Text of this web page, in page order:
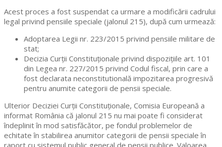
Acest proces a fost suspendat ca urmare a modificării cadrului
legal privind pensiile speciale (jalonul 215), după cum urmează:
Adoptarea Legii nr. 223/2015 privind pensiile militare de
stat;
Decizia Curții Constituționale privind dispozițiile art. 101
din Legea nr. 227/2015 privind Codul fiscal, prin care a
fost declarata neconstitutională impozitarea progresivă
pentru anumite categorii de pensii speciale.
Ulterior Deciziei Curții Constituționale, Comisia Europeană a
informat România că jalonul 215 nu mai poate fi considerat
îndeplinit în mod satisfăcător, pe fondul problemelor de
echitate în stabilirea anumitor categorii de pensii speciale în